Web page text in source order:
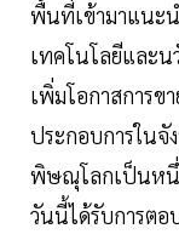
พื้นที่เข้ามาแนะน
เทคโนโลยีและน
เพิ่มโอกาสการข
ประกอบการในจั
พิษณุโลกเป็นหนึ่
วันนี้ได้รับการตอ